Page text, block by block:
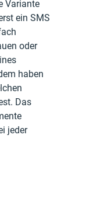
Variante
ein SMS
oder
haben
Das
jeder